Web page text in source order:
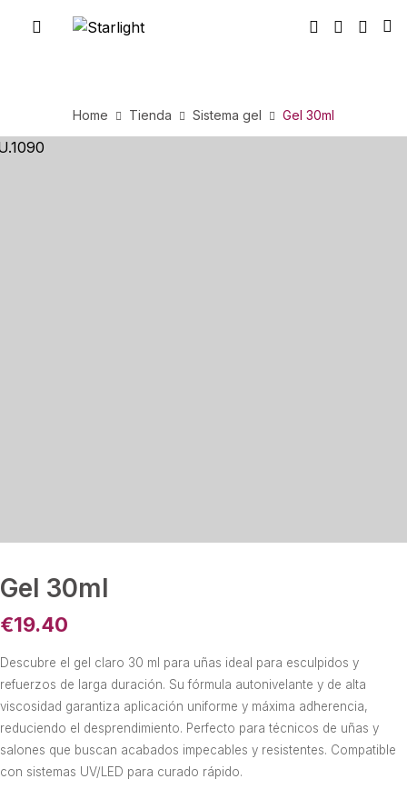
Home Tienda Sistema gel Gel 30ml
Gel 30ml
Descubre el gel claro 30 ml para uñas ideal para esculpidos y
refuerzos de larga duración. Su fórmula autonivelante y de alta
viscosidad garantiza aplicación uniforme y máxima adherencia,
reduciendo el desprendimiento. Perfecto para técnicos de uñas y
salones que buscan acabados impecables y resistentes. Compatible
con sistemas UV/LED para curado rápido.
€19.40